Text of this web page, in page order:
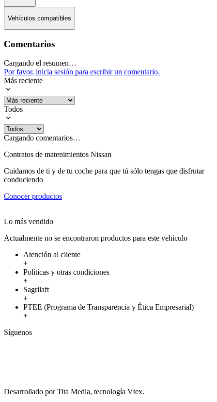
Vehículos compatibles
Comentarios
Cargando el resumen…
Por favor, inicia sesión para escribir un comentario.
Más reciente
Todos
Cargando comentarios…
Contratos de matenimientos Nissan
Cuidamos de ti y de tu coche para que tú sólo tengas que disfrutar
conduciendo
Conocer productos
Lo más vendido
Actualmente no se encontraron productos para este vehículo
Atención al cliente
+
Políticas y otras condiciones
+
Sagrilaft
+
PTEE (Programa de Transparencia y Ética Empresarial)
+
Síguenos
Desarrollado por Tita Media, tecnología Vtex.